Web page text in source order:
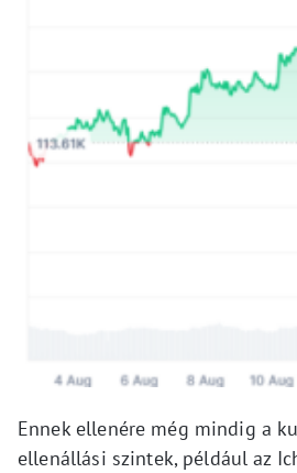
Ennek ellenére még mindig a
ellenállási szintek, például az